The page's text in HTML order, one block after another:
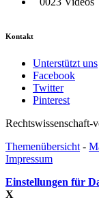
Kontakt
Unterstützt uns
Facebook
Twitter
Pinterest
Rechtswissenschaft-
Themenübersicht -
Impressum
Einstellungen für
X